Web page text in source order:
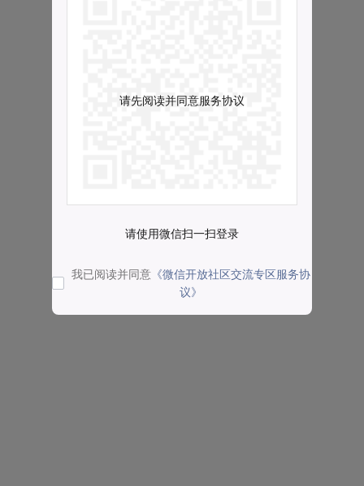
请先阅读并同意服务协议
请使用微信扫一扫登录
我已阅读并同意 《微信开放社区交流专区服务协
议》